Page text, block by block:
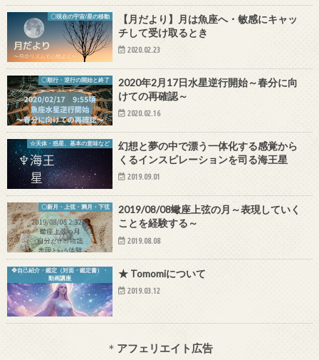
〇現在の宇宙/星の移動
【月だより】月は魚座へ・敏感にキャッ
チして受け取るとき
2020.02.23
〇順行・逆行の開始と終了
2020年2月17日水星逆行開始～春分に向
けての再確認～
2020.02.16
☆天体・惑星、基本の意味など
幻想と夢の中で漂う一体化する感覚から
くるインスピレーションを司る海王星
2019.09.01
〇新月・上弦・満月・下弦
2019/08/08蠍座上弦の月～表現していく
ことを経験する～
2019.08.08
❖自己紹介・鑑定（対面・鑑定書）・
動画講座
★ Tomomiについて
2019.03.12
＊ アフェリエイト広告